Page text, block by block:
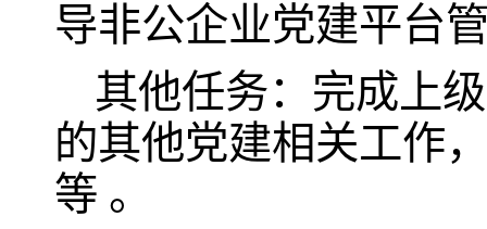
导非公企业党建平台
其他任务：完成上
的其他党建相关工作
等 。